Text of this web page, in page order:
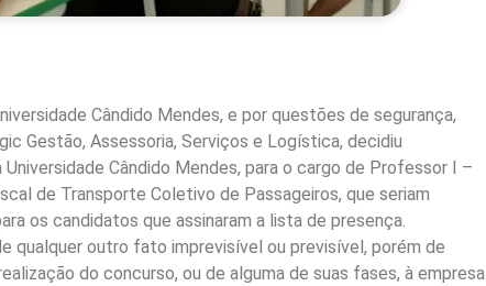
Cândido Mendes, e por questões de segurança,
Gestão, Assessoria, Serviços e Logística, decidiu
Cândido Mendes, para o cargo de Professor I –
de Transporte Coletivo de Passageiros, que seriam
os candidatos que assinaram a lista de presença.
qualquer outro fato imprevisível ou previsível, porém de
do concurso, ou de alguma de suas fases, à empresa